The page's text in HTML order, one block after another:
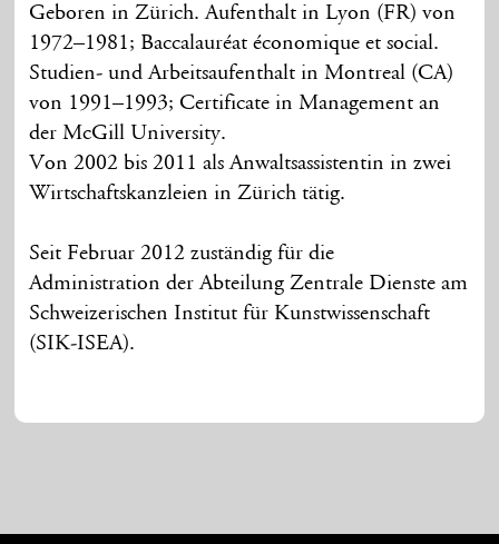
Geboren in Zürich. Aufenthalt in Lyon (FR) von
1972–1981; Baccalauréat économique et social.
Studien- und Arbeitsaufenthalt in Montreal (CA)
von 1991–1993; Certificate in Management an
der McGill University.
Von 2002 bis 2011 als Anwaltsassistentin in zwei
Wirtschaftskanzleien in Zürich tätig.
Seit Februar 2012 zuständig für die
Administration der Abteilung Zentrale Dienste am
Schweizerischen Institut für Kunstwissenschaft
(SIK-ISEA).